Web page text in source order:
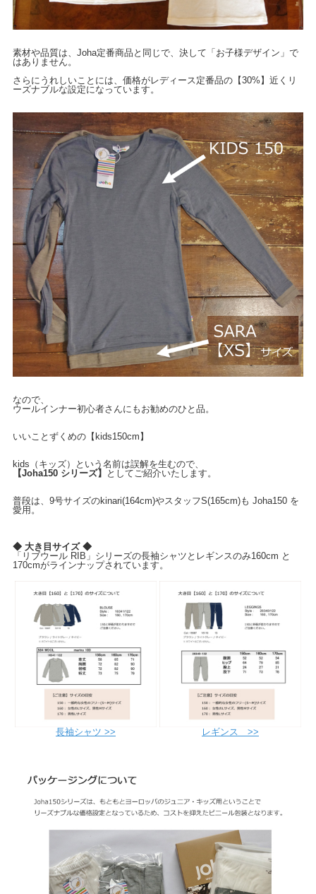
素材や品質は、Joha定番商品と同じで、決して「お子様デザイン」で
はありません。
さらにうれしいことには、価格がレディース定番品の【30%】近くリ
ーズナブルな設定になっています。
なので、
ウールインナー初心者さんにもお勧めのひと品。
いいことずくめの【kids150cm】
kids（キッズ）という名前は誤解を生むので、
【Joha150 シリーズ】
としてご紹介いたします。
普段は、9号サイズのkinari(164cm)やスタッフS(165cm)も Joha150 を
愛用。
◆ 大き目サイズ ◆
「リブウール RIB」シリーズの長袖シャツとレギンスのみ160cm と
170cmがラインナップされています。
長袖シャツ >> レギンス >>